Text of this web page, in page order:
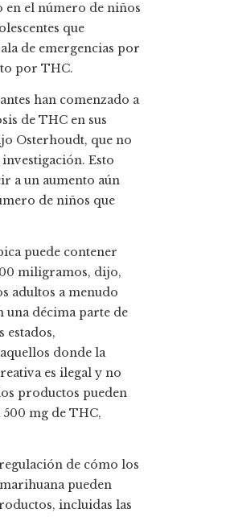
en el número de niños
que
de emergencias por
por THC.
han comenzado a
de THC en sus
Osterhoudt, que no
Esto
a un aumento aún
de niños que
puede contener
miligramos, dijo,
adultos a menudo
una décima parte de
estados,
donde la
es ilegal y no
productos pueden
mg de THC,
de cómo los
pueden
incluidas las